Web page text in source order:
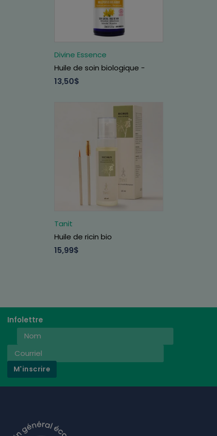
Divine Essence
Huile de soin biologique -
13,50$
Tanit
Huile de ricin bio
15,99$
Infolettre
M'inscrire